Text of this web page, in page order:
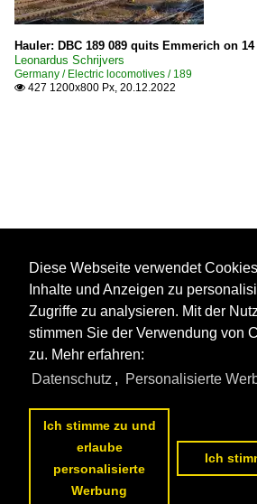
Hauler: DBC 189 089 quits Emmerich on 14
Leonardus Schrijvers
Germany / Electric locomotives / 189
 427 1200x800 Px, 20.12.2022
Diese Webseite verwendet
Inhalte und Anzeigen zu
Zugriffe zu analysieren. Mit der
stimmen Sie der Verwendung von
zu. Mehr erfahren:
Datenschutz , Personalisierte
Ich stimme zu und
erlaube
personalisierte
Werbung
Ich